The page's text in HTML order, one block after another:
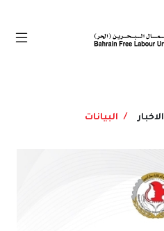
الاخبار البيانات